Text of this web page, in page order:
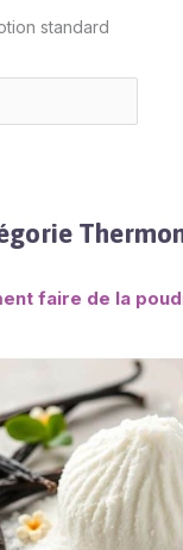
faire de la